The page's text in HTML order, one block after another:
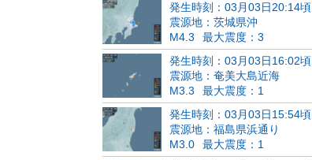
発生時刻：03月03日20:14頃
震源地：茨城県沖
M4.3
最大震度：3
発生時刻：03月03日16:02頃
震源地：奄美大島近海
M3.3
最大震度：1
発生時刻：03月03日15:54頃
震源地：福島県浜通り
M3.0
最大震度：1